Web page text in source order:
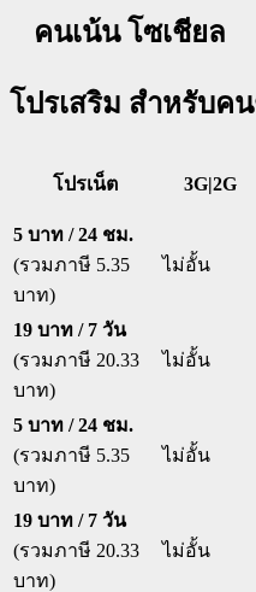
คนเน้น โซเชียล
โปรเสริม สำหรับค
โปรเน็ต 3G|2G
5 บาท / 24 ชม.
(รวมภาษี 5.35
บาท)
ไม่อั้น
19 บาท / 7 วัน
(รวมภาษี 20.33
บาท)
ไม่อั้น
5 บาท / 24 ชม.
(รวมภาษี 5.35
บาท)
ไม่อั้น
19 บาท / 7 วัน
(รวมภาษี 20.33
บาท)
ไม่อั้น